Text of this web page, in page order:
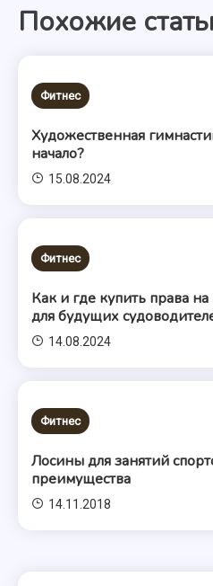
записям
Похожие
Фитнес
Художественная
начало?
15.08.2024
Фитнес
Как и где купить права
для будущих
14.08.2024
Фитнес
Лосины для занятий
преимущества
14.11.2018